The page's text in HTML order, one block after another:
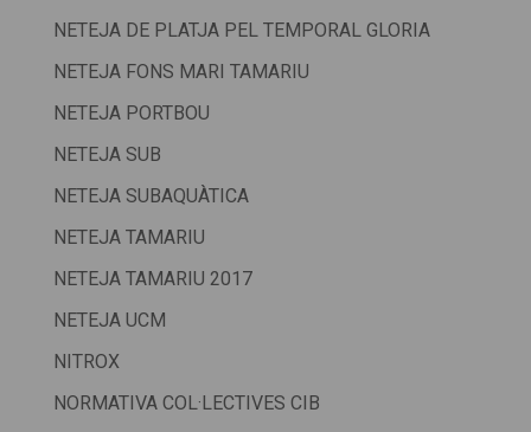
NETEJA DE PLATJA PEL TEMPORAL GLORIA
NETEJA FONS MARI TAMARIU
NETEJA PORTBOU
NETEJA SUB
NETEJA SUBAQUÀTICA
NETEJA TAMARIU
NETEJA TAMARIU 2017
NETEJA UCM
NITROX
NORMATIVA COL·LECTIVES CIB